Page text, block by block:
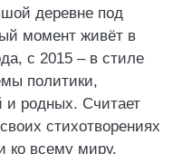
деревне под
момент живёт в
с 2015 – в стиле
политики,
и родных. Считает
стихотворениях
ко всему миру.